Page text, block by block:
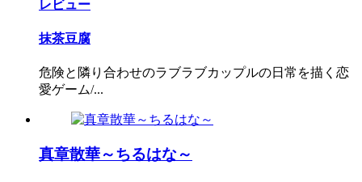
レビュー
抹茶豆腐
危険と隣り合わせのラブラブカップルの日常を描く恋
愛ゲーム/...
真章散華～ちるはな～